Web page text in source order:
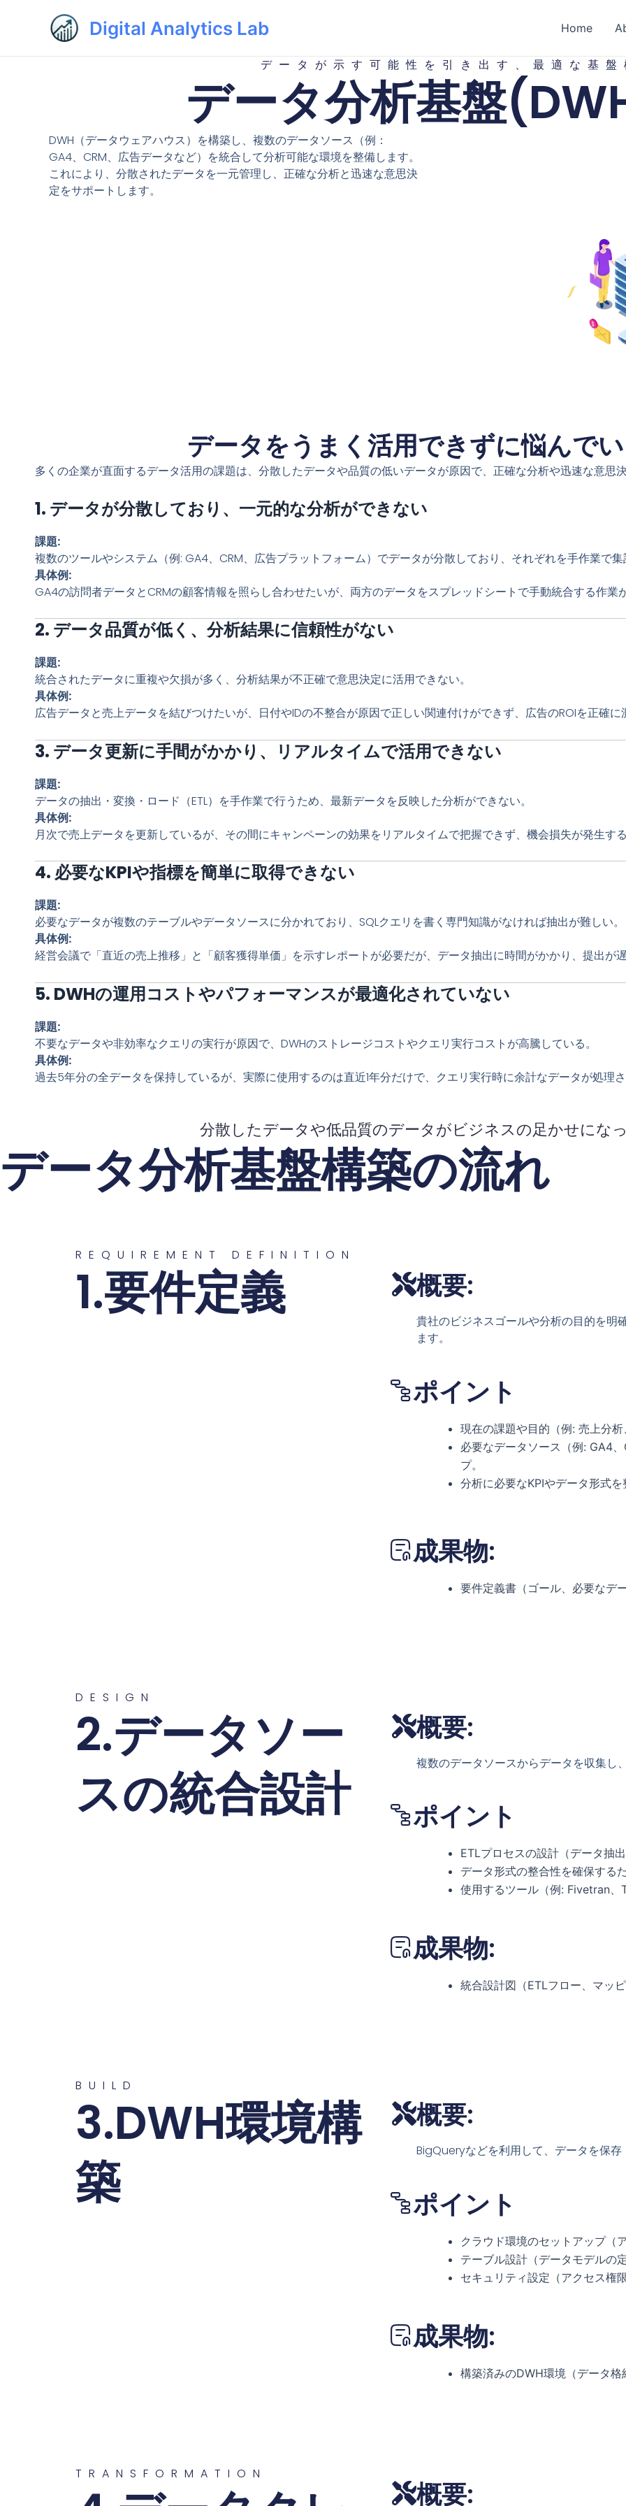
Digital Analytics Lab Home
データが示す可能性を引き出す、最適な基盤
データ分析基盤
DWH（データウェアハウス）を構築し、複数のデータソース（例：
GA4、CRM、広告データなど）を統合して分析可能な環境を整備します。
これにより、分散されたデータを一元管理し、正確な分析と迅速な意思決
定をサポートします。
データをうまく活用できずに悩んで
多くの企業が直面するデータ活用の課題は、分散したデータや品質の低いデータが原因で、正確な分析や迅速な意思決
1. データが分散しており、一元的な分析ができない
課題:
複数のツールやシステム（例: GA4、CRM、広告プラットフォーム）でデータが分散しており、それぞれを手作業で集
具体例:
GA4の訪問者データとCRMの顧客情報を照らし合わせたいが、両方のデータをスプレッドシートで手動統合する作業
2. データ品質が低く、分析結果に信頼性がない
課題:
統合されたデータに重複や欠損が多く、分析結果が不正確で意思決定に活用できない。
具体例:
広告データと売上データを結びつけたいが、日付やIDの不整合が原因で正しい関連付けができず、広告のROIを正確に
3. データ更新に手間がかかり、リアルタイムで活用できない
課題:
データの抽出・変換・ロード（ETL）を手作業で行うため、最新データを反映した分析ができない。
具体例:
月次で売上データを更新しているが、その間にキャンペーンの効果をリアルタイムで把握できず、機会損失が発生する
4. 必要なKPIや指標を簡単に取得できない
課題:
必要なデータが複数のテーブルやデータソースに分かれており、SQLクエリを書く専門知識がなければ抽出が難しい。
具体例:
経営会議で「直近の売上推移」と「顧客獲得単価」を示すレポートが必要だが、データ抽出に時間がかかり、提出が遅
5. DWHの運用コストやパフォーマンスが最適化されていない
課題:
不要なデータや非効率なクエリの実行が原因で、DWHのストレージコストやクエリ実行コストが高騰している。
具体例:
過去5年分の全データを保持しているが、実際に使用するのは直近1年分だけで、クエリ実行時に余計なデータが処理
分散したデータや低品質のデータがビジネスの足かせにな
データ分析基盤構築の流れ
REQUIREMENT DEFINITION
1.要件定義 概要:
貴社のビジネスゴールや分析の目的を明
ます。
ポイント
現在の課題や目的（例: 売上分析
必要なデータソース（例: GA4
プ。
分析に必要なKPIやデータ形式を
成果物:
要件定義書（ゴール、必要なデ
DESIGN
2.データソー
スの統合設計
概要:
複数のデータソースからデータを収集し
ポイント
ETLプロセスの設計（データ抽
データ形式の整合性を確保する
使用するツール（例: Fivetran、
成果物:
統合設計図（ETLフロー、マッ
BUILD
3.DWH環境構
築
概要:
BigQueryなどを利用して、データを保存
ポイント
クラウド環境のセットアップ（
テーブル設計（データモデルの
セキュリティ設定（アクセス権
成果物:
構築済みのDWH環境（データ格
TRANSFORMATION
概要: